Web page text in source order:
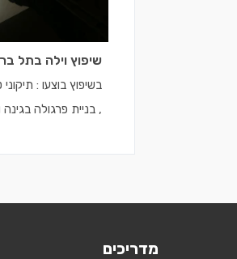
שיפוץ וילה בתל
בשיפוץ בוצעו :
, בניית פרגולה
מדריכים